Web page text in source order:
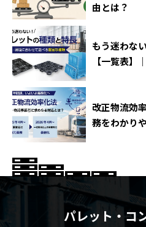
由とは？
もう迷わな
【一覧表】
改正物流効
務をわかり
パレット・コ